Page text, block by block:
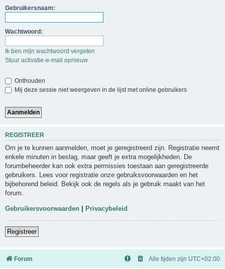
Gebruikersnaam:
Wachtwoord:
Ik ben mijn wachtwoord vergeten
Stuur activatie-e-mail opnieuw
Onthouden
Mij deze sessie niet weergeven in de lijst met online gebruikers
REGISTREER
Om je te kunnen aanmelden, moet je geregistreerd zijn. Registratie neemt
enkele minuten in beslag, maar geeft je extra mogelijkheden. De
forumbeheerder kan ook extra permissies toestaan aan geregistreerde
gebruikers. Lees voor registratie onze gebruiksvoorwaarden en het
bijbehorend beleid. Bekijk ook de regels als je gebruik maakt van het
forum.
Gebruikersvoorwaarden Privacybeleid
Registreer
Forum Alle tijden zijn UTC+02:00